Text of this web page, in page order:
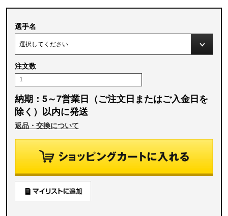
選手名
注文数
納期：5～7営業日（ご注文日またはご入金日を
除く）以内に発送
返品・交換について